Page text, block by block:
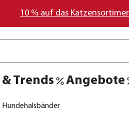
10 % auf das
Trends Angebote
Hundehalsbänder